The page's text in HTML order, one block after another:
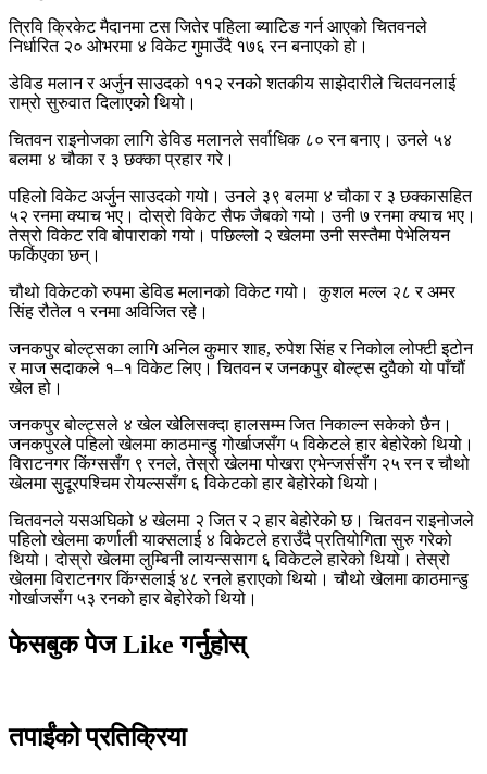
त्रिवि क्रिकेट मैदानमा टस जितेर पहिला ब्याटिङ गर्न आएको चितवनले
निर्धारित २० ओभरमा ४ विकेट गुमाउँदै १७६ रन बनाएको हो।
डेविड मलान र अर्जुन साउदको ११२ रनको शतकीय साझेदारीले चितवनलाई
राम्रो सुरुवात दिलाएको थियो।
चितवन राइनोजका लागि डेविड मलानले सर्वाधिक ८० रन बनाए। उनले ५४
बलमा ४ चौका र ३ छक्का प्रहार गरे।
पहिलो विकेट अर्जुन साउदको गयो। उनले ३९ बलमा ४ चौका र ३ छक्कासहित
५२ रनमा क्याच भए। दोस्रो विकेट सैफ जैबको गयो। उनी ७ रनमा क्याच भए।
तेस्रो विकेट रवि बोपाराको गयो। पछिल्लो २ खेलमा उनी सस्तैमा पेभेलियन
फर्किएका छन्।
चौथो विकेटको रुपमा डेविड मलानको विकेट गयो। कुशल मल्ल २८ र अमर
सिंह रौतेल १ रनमा अविजित रहे।
जनकपुर बोल्ट्सका लागि अनिल कुमार शाह, रुपेश सिंह र निकोल लोफ्टी इटोन
र माज सदाकले १–१ विकेट लिए। चितवन र जनकपुर बोल्ट्स दुवैको यो पाँचौं
खेल हो।
जनकपुर बोल्ट्सले ४ खेल खेलिसक्दा हालसम्म जित निकाल्न सकेको छैन।
जनकपुरले पहिलो खेलमा काठमान्डु गोर्खाजसँग ५ विकेटले हार बेहोरेको थियो।
विराटनगर किंग्ससँग ९ रनले, तेस्रो खेलमा पोखरा एभेन्जर्ससँग २५ रन र चौथो
खेलमा सुदूरपश्चिम रोयल्ससँग ६ विकेटको हार बेहोरेको थियो।
चितवनले यसअघिको ४ खेलमा २ जित र २ हार बेहोरेको छ। चितवन राइनोजले
पहिलो खेलमा कर्णाली याक्सलाई ४ विकेटले हराउँदै प्रतियोगिता सुरु गरेको
थियो। दोस्रो खेलमा लुम्बिनी लायन्ससाग ६ विकेटले हारेको थियो। तेस्रो
खेलमा विराटनगर किंग्सलाई ४८ रनले हराएको थियो। चौथो खेलमा काठमान्डु
गोर्खाजसँग ५३ रनको हार बेहोरेको थियो।
फेसबुक पेज Like गर्नुहोस्
तपाईंको प्रतिक्रिया